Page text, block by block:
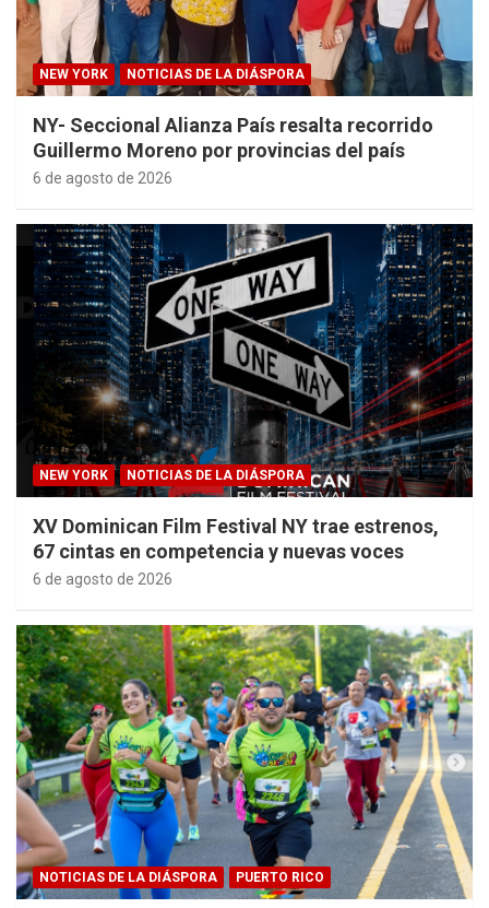
NEW YORK NOTICIAS DE LA DIÁSPORA
NY- Seccional Alianza País resalta recorrido
Guillermo Moreno por provincias del país
6 de agosto de 2026
NEW YORK NOTICIAS DE LA DIÁSPORA
XV Dominican Film Festival NY trae estrenos,
67 cintas en competencia y nuevas voces
6 de agosto de 2026
NOTICIAS DE LA DIÁSPORA PUERTO RICO